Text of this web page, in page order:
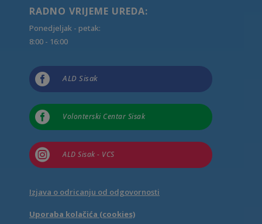
RADNO VRIJEME UREDA:
Ponedjeljak - petak:
8:00 - 16:00
 ALD Sisak
 Volonterski Centar Sisak
 ALD Sisak - VCS
Izjava o odricanju od odgovornosti
Uporaba kolačića (cookies)